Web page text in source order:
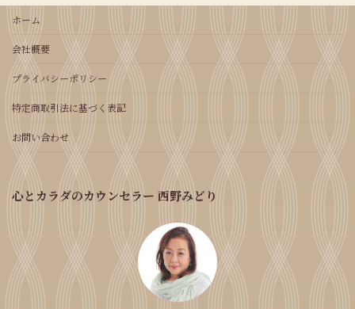
ホーム
会社概要
プライバシーポリシー
特定商取引法に基づく表記
お問い合わせ
心とカラダのカウンセラー 西野みどり